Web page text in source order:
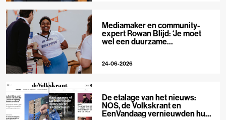
Mediamaker en community-
expert Rowan Blijd: ‘Je moet
wel een duurzame
24-06-2026
De etalage van het nieuws:
NOS, de Volkskrant en
EenVandaag vernieuwden hun